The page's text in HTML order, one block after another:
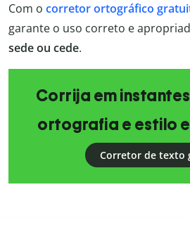
Com o corretor ortográfico
garante o uso correto e
sede ou cede.
Corrija em
ortografia e estilo
Corretor de texto